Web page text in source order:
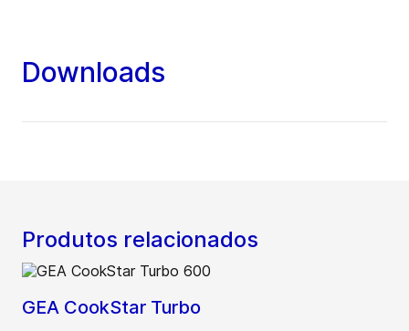
Downloads
Produtos relacionados
GEA CookStar Turbo